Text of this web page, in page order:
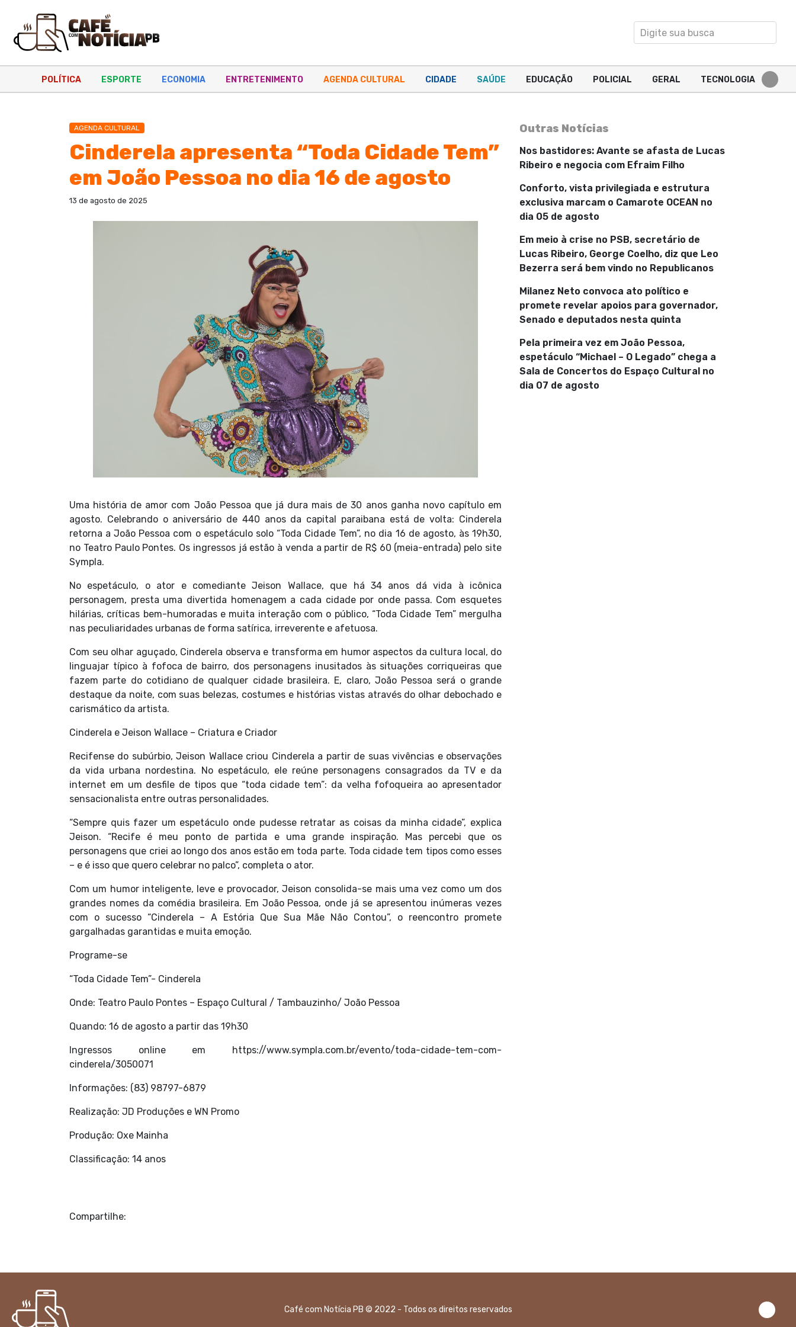
POLÍTICA ESPORTE ECONOMIA ENTRETENIMENTO AGENDA CULTURAL CIDADE SAÚDE EDUCAÇÃO POLICIAL GERAL TECNOLOGIA
AGENDA CULTURAL
Cinderela apresenta “Toda Cidade Tem”
em João Pessoa no dia 16 de agosto
13 de agosto de 2025
Uma história de amor com João Pessoa que já dura mais de 30 anos ganha novo capítulo em
agosto. Celebrando o aniversário de 440 anos da capital paraibana está de volta: Cinderela
retorna a João Pessoa com o espetáculo solo “Toda Cidade Tem”, no dia 16 de agosto, às 19h30,
no Teatro Paulo Pontes. Os ingressos já estão à venda a partir de R$ 60 (meia-entrada) pelo site
Sympla.
No espetáculo, o ator e comediante Jeison Wallace, que há 34 anos dá vida à icônica
personagem, presta uma divertida homenagem a cada cidade por onde passa. Com esquetes
hilárias, críticas bem-humoradas e muita interação com o público, “Toda Cidade Tem” mergulha
nas peculiaridades urbanas de forma satírica, irreverente e afetuosa.
Com seu olhar aguçado, Cinderela observa e transforma em humor aspectos da cultura local, do
linguajar típico à fofoca de bairro, dos personagens inusitados às situações corriqueiras que
fazem parte do cotidiano de qualquer cidade brasileira. E, claro, João Pessoa será o grande
destaque da noite, com suas belezas, costumes e histórias vistas através do olhar debochado e
carismático da artista.
Cinderela e Jeison Wallace – Criatura e Criador
Recifense do subúrbio, Jeison Wallace criou Cinderela a partir de suas vivências e observações
da vida urbana nordestina. No espetáculo, ele reúne personagens consagrados da TV e da
internet em um desfile de tipos que “toda cidade tem”: da velha fofoqueira ao apresentador
sensacionalista entre outras personalidades.
“Sempre quis fazer um espetáculo onde pudesse retratar as coisas da minha cidade”, explica
Jeison. “Recife é meu ponto de partida e uma grande inspiração. Mas percebi que os
personagens que criei ao longo dos anos estão em toda parte. Toda cidade tem tipos como esses
– e é isso que quero celebrar no palco”, completa o ator.
Com um humor inteligente, leve e provocador, Jeison consolida-se mais uma vez como um dos
grandes nomes da comédia brasileira. Em João Pessoa, onde já se apresentou inúmeras vezes
com o sucesso “Cinderela – A Estória Que Sua Mãe Não Contou”, o reencontro promete
gargalhadas garantidas e muita emoção.
Programe-se
“Toda Cidade Tem”- Cinderela
Onde: Teatro Paulo Pontes – Espaço Cultural / Tambauzinho/ João Pessoa
Quando: 16 de agosto a partir das 19h30
Ingressos online em https://www.sympla.com.br/evento/toda-cidade-tem-com-
cinderela/3050071
Informações: (83) 98797-6879
Realização: JD Produções e WN Promo
Produção: Oxe Mainha
Classificação: 14 anos
Compartilhe:
Outras Notícias
Nos bastidores: Avante se afasta de Lucas
Ribeiro e negocia com Efraim Filho
Conforto, vista privilegiada e estrutura
exclusiva marcam o Camarote OCEAN no
dia 05 de agosto
Em meio à crise no PSB, secretário de
Lucas Ribeiro, George Coelho, diz que Leo
Bezerra será bem vindo no Republicanos
Milanez Neto convoca ato político e
promete revelar apoios para governador,
Senado e deputados nesta quinta
Pela primeira vez em João Pessoa,
espetáculo “Michael – O Legado” chega a
Sala de Concertos do Espaço Cultural no
dia 07 de agosto
Café com Notícia PB © 2022 - Todos os direitos reservados